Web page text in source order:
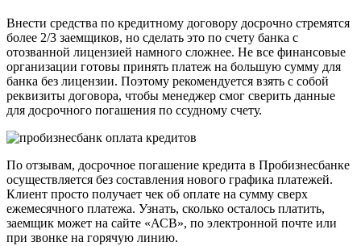
Внести средства по кредитному договору досрочно стремятся
более 2/3 заемщиков, но сделать это по счету банка с
отозванной лицензией намного сложнее. Не все финансовые
организации готовы принять платеж на большую сумму для
банка без лицензии. Поэтому рекомендуется взять с собой
реквизиты договора, чтобы менеджер смог сверить данные
для досрочного погашения по ссудному счету.
По отзывам, досрочное погашение кредита в Пробизнесбанке
осуществляется без составления нового графика платежей.
Клиент просто получает чек об оплате на сумму сверх
ежемесячного платежа. Узнать, сколько осталось платить,
заемщик может на сайте «АСВ», по электронной почте или
при звонке на горячую линию.